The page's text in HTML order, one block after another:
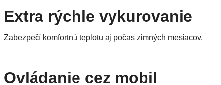
Extra rýchle vykurovanie
Zabezpečí komfortnú teplotu aj počas zimných mesiacov.
Ovládanie cez mobil